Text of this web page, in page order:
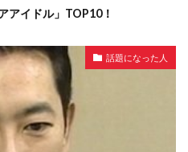
アイドル」TOP10！
話題になった人